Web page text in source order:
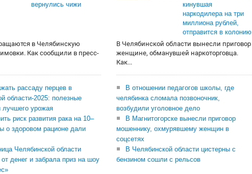
вернулись чижи
в Челябинскую
Как сообщили в пресс-
рассаду перцев в
области-2025: полезные
лучшего урожая
риск развития рака на 10–
о здоровом рационе дали
Челябинской области
от денег и забрала приз на шоу
кинувшая
наркодилера на три
миллиона рублей,
отправится в колонию
В Челябинской области вынесли приговор
женщине, обманувшей наркоторговца.
Как...
В отношении педагогов школы, где
челябинка сломала позвоночник,
возбудили уголовное дело
В Магнитогорске вынесли приговор
мошеннику, охмурявшему женщин в
соцсетях
В Челябинской области цистерны с
бензином сошли с рельсов